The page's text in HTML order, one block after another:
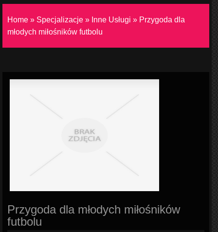
Home » Specjalizacje » Inne Usługi » Przygoda dla
młodych miłośników futbolu
Przygoda dla młodych miłośników
futbolu